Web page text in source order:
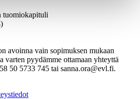
tuomiokapituli
avoinna vain sopimuksen mukaan
varten pyydämme ottamaan yhteyttä
50 5733 745 tai sanna.ora@evl.fi.